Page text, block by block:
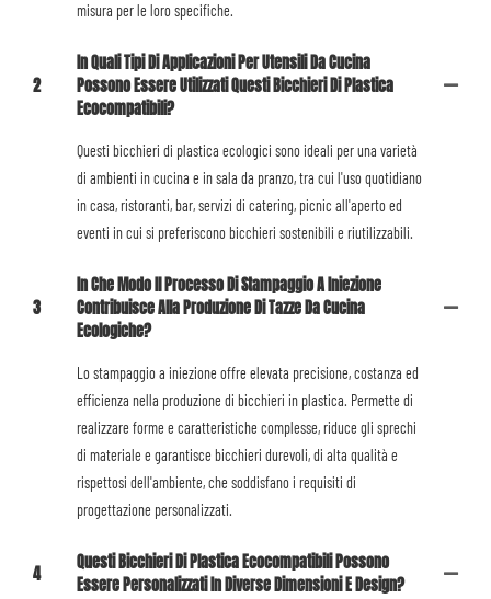
misura per le loro specifiche.
2
In Quali Tipi Di Applicazioni Per Utensili Da Cucina
Possono Essere Utilizzati Questi Bicchieri Di Plastica
Ecocompatibili?
Questi bicchieri di plastica ecologici sono ideali per una varietà
di ambienti in cucina e in sala da pranzo, tra cui l'uso quotidiano
in casa, ristoranti, bar, servizi di catering, picnic all'aperto ed
eventi in cui si preferiscono bicchieri sostenibili e riutilizzabili.
3
In Che Modo Il Processo Di Stampaggio A Iniezione
Contribuisce Alla Produzione Di Tazze Da Cucina
Ecologiche?
Lo stampaggio a iniezione offre elevata precisione, costanza ed
efficienza nella produzione di bicchieri in plastica. Permette di
realizzare forme e caratteristiche complesse, riduce gli sprechi
di materiale e garantisce bicchieri durevoli, di alta qualità e
rispettosi dell'ambiente, che soddisfano i requisiti di
progettazione personalizzati.
4
Questi Bicchieri Di Plastica Ecocompatibili Possono
Essere Personalizzati In Diverse Dimensioni E Design?